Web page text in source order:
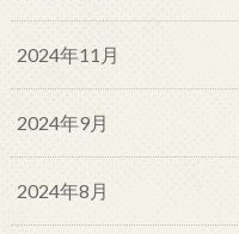
2024年11月
2024年9月
2024年8月